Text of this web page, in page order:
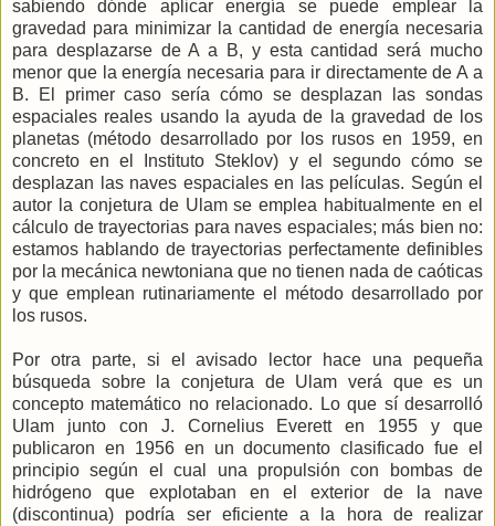
sabiendo dónde aplicar energía se puede emplear la
gravedad para minimizar la cantidad de energía necesaria
para desplazarse de A a B, y esta cantidad será mucho
menor que la energía necesaria para ir directamente de A a
B. El primer caso sería cómo se desplazan las sondas
espaciales reales usando la ayuda de la gravedad de los
planetas (método desarrollado por los rusos en 1959, en
concreto en el Instituto Steklov) y el segundo cómo se
desplazan las naves espaciales en las películas. Según el
autor la conjetura de Ulam se emplea habitualmente en el
cálculo de trayectorias para naves espaciales; más bien no:
estamos hablando de trayectorias perfectamente definibles
por la mecánica newtoniana que no tienen nada de caóticas
y que emplean rutinariamente el método desarrollado por
los rusos.
Por otra parte, si el avisado lector hace una pequeña
búsqueda sobre la conjetura de Ulam verá que es un
concepto matemático no relacionado. Lo que sí desarrolló
Ulam junto con J. Cornelius Everett en 1955 y que
publicaron en 1956 en un documento clasificado fue el
principio según el cual una propulsión con bombas de
hidrógeno que explotaban en el exterior de la nave
(discontinua) podría ser eficiente a la hora de realizar